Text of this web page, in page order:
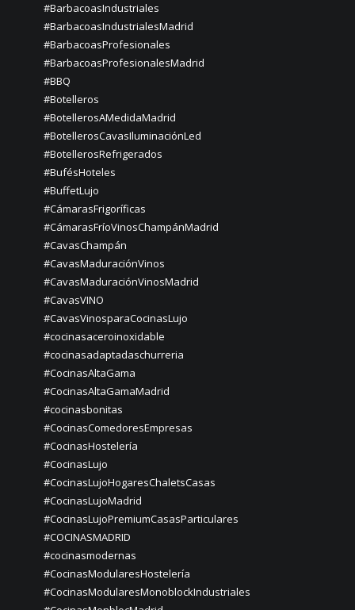
#BarbacoasIndustriales
#BarbacoasIndustrialesMadrid
#BarbacoasProfesionales
#BarbacoasProfesionalesMadrid
#BBQ
#Botelleros
#BotellerosAMedidaMadrid
#BotellerosCavasIluminaciónLed
#BotellerosRefrigerados
#BufésHoteles
#BuffetLujo
#CámarasFrigoríficas
#CámarasFríoVinosChampánMadrid
#CavasChampán
#CavasMaduraciónVinos
#CavasMaduraciónVinosMadrid
#CavasVINO
#CavasVinosparaCocinasLujo
#cocinasaceroinoxidable
#cocinasadaptadaschurreria
#CocinasAltaGama
#CocinasAltaGamaMadrid
#cocinasbonitas
#CocinasComedoresEmpresas
#CocinasHostelería
#CocinasLujo
#CocinasLujoHogaresChaletsCasas
#CocinasLujoMadrid
#CocinasLujoPremiumCasasParticulares
#COCINASMADRID
#cocinasmodernas
#CocinasModularesHostelería
#CocinasModularesMonoblockIndustriales